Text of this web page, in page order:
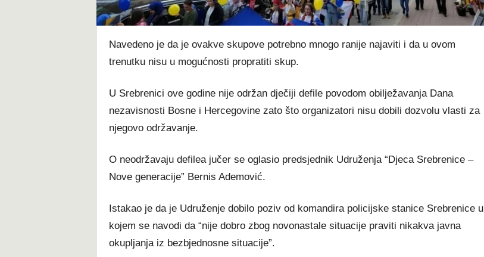
Navedeno je da je ovakve skupove potrebno mnogo ranije najaviti i da u ovom
trenutku nisu u mogućnosti propratiti skup.
U Srebrenici ove godine nije održan dječiji defile povodom obilježavanja Dana
nezavisnosti Bosne i Hercegovine zato što organizatori nisu dobili dozvolu vlasti za
njegovo održavanje.
O neodržavaju defilea jučer se oglasio predsjednik Udruženja “Djeca Srebrenice –
Nove generacije” Bernis Ademović.
Istakao je da je Udruženje dobilo poziv od komandira policijske stanice Srebrenice u
kojem se navodi da “nije dobro zbog novonastale situacije praviti nikakva javna
okupljanja iz bezbjednosne situacije”.